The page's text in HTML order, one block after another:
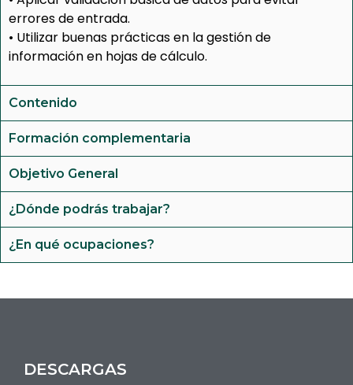
errores de entrada.
• Utilizar buenas prácticas en la gestión de
información en hojas de cálculo.
Contenido
Formación complementaria
Objetivo General
¿Dónde podrás trabajar?
¿En qué ocupaciones?
DESCARGAS